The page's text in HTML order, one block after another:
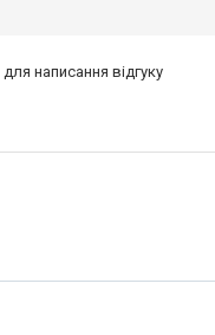
для написання відгуку